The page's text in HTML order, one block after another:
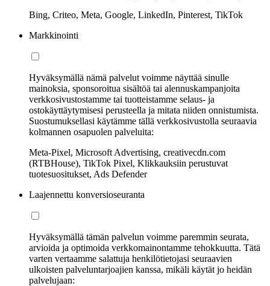
Bing, Criteo, Meta, Google, LinkedIn, Pinterest, TikTok
Markkinointi
Hyväksymällä nämä palvelut voimme näyttää sinulle
mainoksia, sponsoroitua sisältöä tai alennuskampanjoita
verkkosivustostamme tai tuotteistamme selaus- ja
ostokäyttäytymisesi perusteella ja mitata niiden onnistumista.
Suostumuksellasi käytämme tällä verkkosivustolla seuraavia
kolmannen osapuolen palveluita:
Meta-Pixel, Microsoft Advertising, creativecdn.com
(RTBHouse), TikTok Pixel, Klikkauksiin perustuvat
tuotesuositukset, Ads Defender
Laajennettu konversioseuranta
Hyväksymällä tämän palvelun voimme paremmin seurata,
arvioida ja optimoida verkkomainontamme tehokkuutta. Tätä
varten vertaamme salattuja henkilötietojasi seuraavien
ulkoisten palveluntarjoajien kanssa, mikäli käytät jo heidän
palvelujaan: